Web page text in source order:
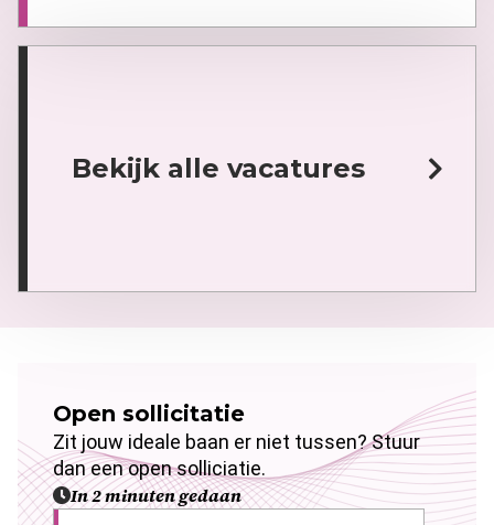
Bekijk alle vacatures
Open sollicitatie
Zit jouw ideale baan er niet tussen? Stuur
dan een open solliciatie.
In 2 minuten gedaan